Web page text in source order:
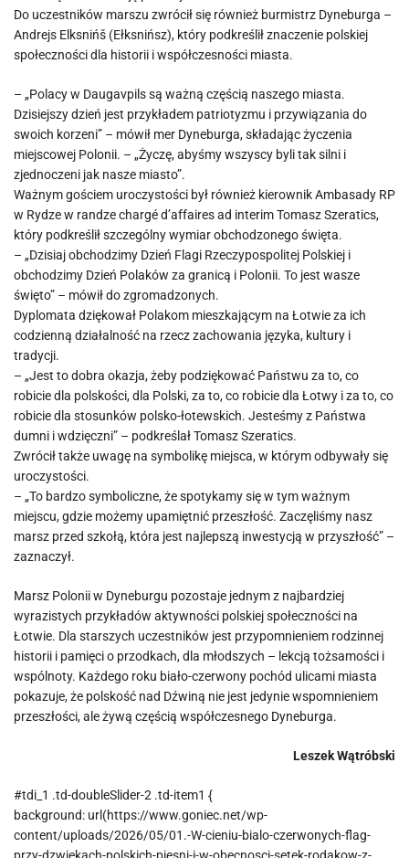
Do uczestników marszu zwrócił się również burmistrz Dyneburga –
Andrejs Elksnińš (Ełksnińsz), który podkreślił znaczenie polskiej
społeczności dla historii i współczesności miasta.
– „Polacy w Daugavpils są ważną częścią naszego miasta.
Dzisiejszy dzień jest przykładem patriotyzmu i przywiązania do
swoich korzeni” – mówił mer Dyneburga, składając życzenia
miejscowej Polonii. – „Życzę, abyśmy wszyscy byli tak silni i
zjednoczeni jak nasze miasto”.
Ważnym gościem uroczystości był również kierownik Ambasady RP
w Rydze w randze chargé d’affaires ad interim Tomasz Szeratics,
który podkreślił szczególny wymiar obchodzonego święta.
– „Dzisiaj obchodzimy Dzień Flagi Rzeczypospolitej Polskiej i
obchodzimy Dzień Polaków za granicą i Polonii. To jest wasze
święto” – mówił do zgromadzonych.
Dyplomata dziękował Polakom mieszkającym na Łotwie za ich
codzienną działalność na rzecz zachowania języka, kultury i
tradycji.
– „Jest to dobra okazja, żeby podziękować Państwu za to, co
robicie dla polskości, dla Polski, za to, co robicie dla Łotwy i za to, co
robicie dla stosunków polsko-łotewskich. Jesteśmy z Państwa
dumni i wdzięczni” – podkreślał Tomasz Szeratics.
Zwrócił także uwagę na symbolikę miejsca, w którym odbywały się
uroczystości.
– „To bardzo symboliczne, że spotykamy się w tym ważnym
miejscu, gdzie możemy upamiętnić przeszłość. Zaczęliśmy nasz
marsz przed szkołą, która jest najlepszą inwestycją w przyszłość” –
zaznaczył.
Marsz Polonii w Dyneburgu pozostaje jednym z najbardziej
wyrazistych przykładów aktywności polskiej społeczności na
Łotwie. Dla starszych uczestników jest przypomnieniem rodzinnej
historii i pamięci o przodkach, dla młodszych – lekcją tożsamości i
wspólnoty. Każdego roku biało-czerwony pochód ulicami miasta
pokazuje, że polskość nad Dźwiną nie jest jedynie wspomnieniem
przeszłości, ale żywą częścią współczesnego Dyneburga.
Leszek Wątróbski
#tdi_1 .td-doubleSlider-2 .td-item1 {
background: url(https://www.goniec.net/wp-
content/uploads/2026/05/01.-W-cieniu-bialo-czerwonych-flag-